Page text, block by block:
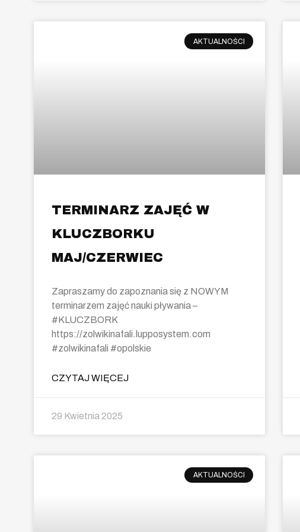
AKTUALNOŚCI
TERMINARZ ZAJĘĆ W
KLUCZBORKU
MAJ/CZERWIEC
Zapraszamy do zapoznania się z NOWYM
terminarzem zajęć nauki pływania –
#KLUCZBORK
https://zolwikinafali.lupposystem.com
#zolwikinafali #opolskie
CZYTAJ WIĘCEJ
29 Kwietnia 2025
AKTUALNOŚCI